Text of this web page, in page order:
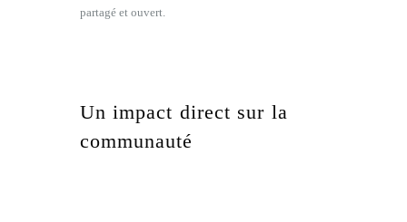
partagé et ouvert.
Un impact direct sur la
communauté